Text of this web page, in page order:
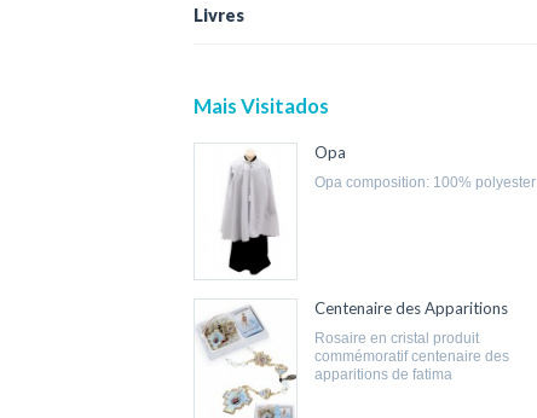
Livres
Mais Visitados
Opa
opa composition: 100% polyester
Centenaire des Apparitions
rosaire en cristal produit
commémoratif centenaire des
apparitions de fatima